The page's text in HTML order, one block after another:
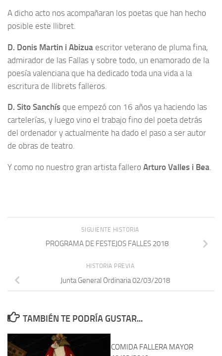
A dicho acto nos acompañaran los poetas que han hecho
posible este llibret.
D. Donis Martin i Abizua escritor veterano de pluma fina,
admirador de las Fallas y sobre todo, un enamorado de la
poesía valenciana que ha dedicado toda una vida a la
escritura de llibrets falleros.
D. Sito Sanchís que empezó con 16 años ya haciendo las
cartelerías, y luego vino el trabajo fino del poeta detrás
del ordenador y actualmente ha dado el paso a ser autor
de obras de teatro.
Y como no nuestro gran artista fallero Arturo Valles i Bea.
SIGUIENTE HISTORIA
PROGRAMA DE FESTEJOS FALLES 2018
HISTORIA PREVIA
Junta General Ordinaria 02/03/2018
TAMBIÉN TE PODRÍA GUSTAR...
COMIDA FALLERA MAYOR